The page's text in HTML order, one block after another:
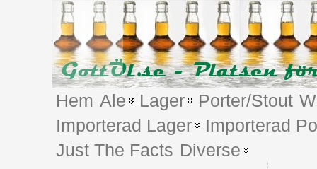
Hem Ale Lager Porter/Stout
Importerad Lager
Importerad
Just The Facts Diverse